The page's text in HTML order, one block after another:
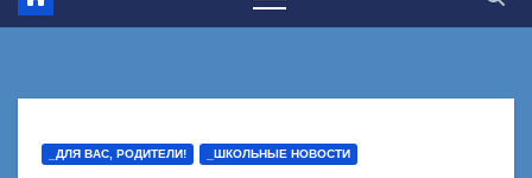
_ДЛЯ ВАС, РОДИТЕЛИ! _ШКОЛЬНЫЕ НОВОСТИ